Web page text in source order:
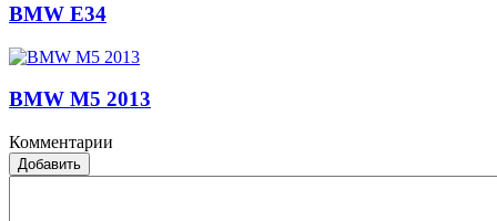
BMW E34
BMW M5 2013
Комментарии
Добавить